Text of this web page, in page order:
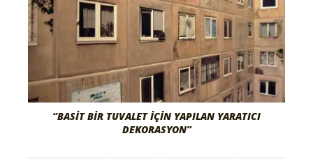
“BASIT BIR TUVALET İÇIN YAPILAN YARATICI
DEKORASYON”